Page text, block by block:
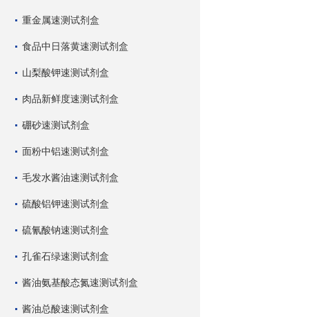
重金属速测试剂盒
食品中日落黄速测试剂盒
山梨酸钾速测试剂盒
肉品新鲜度速测试剂盒
硼砂速测试剂盒
面粉中铝速测试剂盒
毛发水酱油速测试剂盒
硫酸铝钾速测试剂盒
硫氰酸钠速测试剂盒
孔雀石绿速测试剂盒
酱油氨基酸态氮速测试剂盒
酱油总酸速测试剂盒